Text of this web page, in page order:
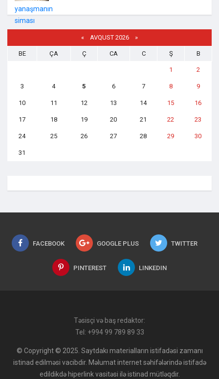
« AVQUST 2026 »
BE ÇA Ç CA C Ş B
1 2
3 4 5 6 7 8 9
10 11 12 13 14 15 16
17 18 19 20 21 22 23
24 25 26 27 28 29 30
31
FACEBOOK GOOGLE PLUS TWITTER
PINTEREST LINKEDIN
Təsisçi və baş redaktor:
Tel: +994 99 789 89 33
© Copyright © 2025. Saytdakı materialların istifadəsi zamanı
istinad edilməsi vacibdir. Məlumat internet səhifələrində istifadə
edildikdə hiperlink vasitəsi ilə istinad mütləqdir.